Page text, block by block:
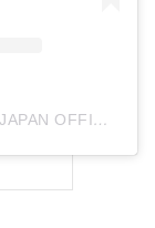
A post shared by babyface JAPAN OFFICIAL (@babyface_japan)